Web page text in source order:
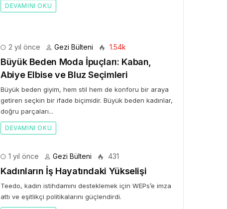
DEVAMINI OKU
2 yıl önce Gezi Bülteni 1.54k
Büyük Beden Moda İpuçları: Kaban,
Abiye Elbise ve Bluz Seçimleri
Büyük beden giyim, hem stil hem de konforu bir araya
getiren seçkin bir ifade biçimidir. Büyük beden kadınlar,
doğru parçaları...
DEVAMINI OKU
1 yıl önce Gezi Bülteni 431
Kadınların İş Hayatındaki Yükselişi
Teedo, kadın istihdamını desteklemek için WEPs’e imza
attı ve eşitlikçi politikalarını güçlendirdi.